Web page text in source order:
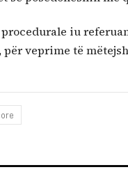
iu
për veprime të